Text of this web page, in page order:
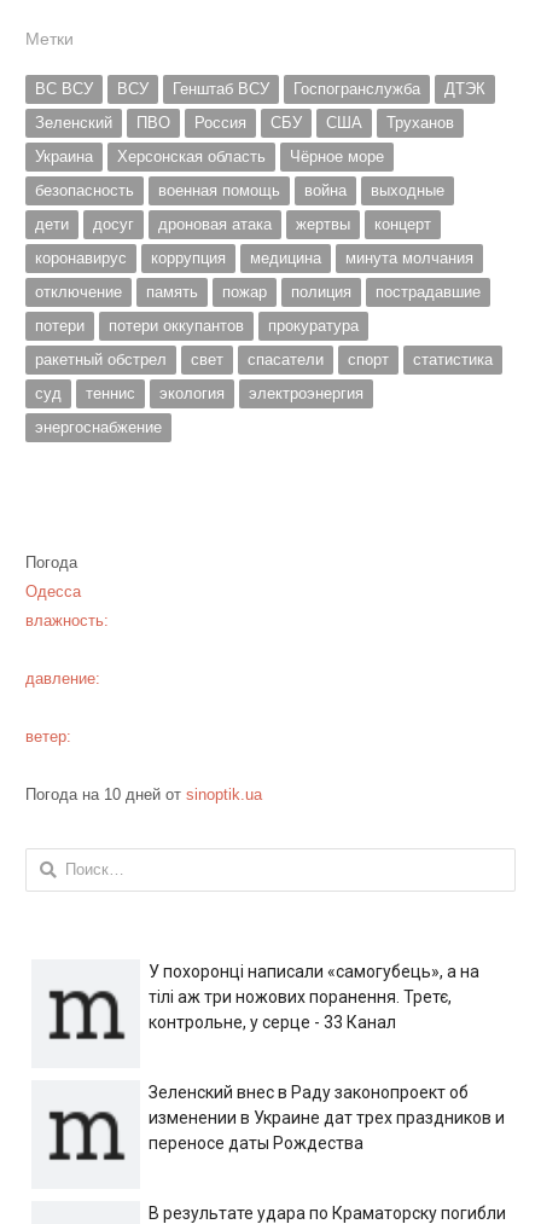
Метки
ВС ВСУ ВСУ Генштаб ВСУ Госпогранслужба
ДТЭК
Зеленский
ПВО Россия СБУ США
Труханов
Украина
Херсонская область
Чёрное море
безопасность
военная помощь война
выходные
дети
досуг дроновая атака жертвы
концерт
коронавирус
коррупция медицина
минута молчания
отключение
память пожар полиция
пострадавшие
потери
потери оккупантов
прокуратура
ракетный обстрел
свет спасатели спорт
статистика
суд
теннис экология
электроэнергия
энергоснабжение
Погода
Одесса
влажность:
давление:
ветер:
Погода на 10 дней от sinoptik.ua
Найти:
У похоронці написали «самогубець», а на
тілі аж три ножових поранення. Третє,
контрольне, у серце - 33 Канал
Зеленский внес в Раду законопроект об
изменении в Украине дат трех праздников и
переносе даты Рождества
В результате удара по Краматорску погибли